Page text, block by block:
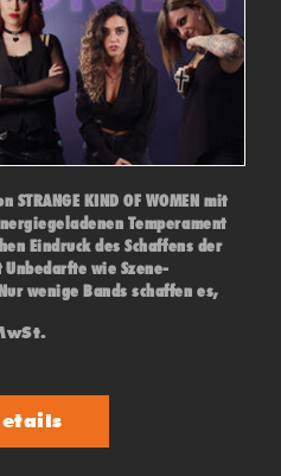
KIND OF WOMEN mit
Temperament
Eindruck des Schaffens der
wie Szene-
wenige Bands schaffen es,
Sound tatsächlich nahe zu
Ian Paice (der legendäre
mit Ihnen spielte